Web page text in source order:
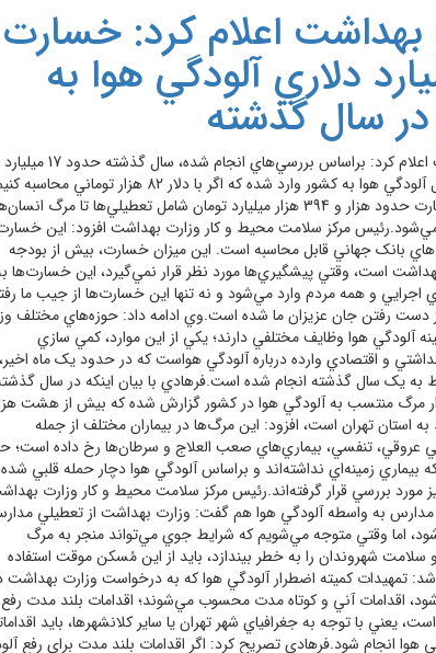
بهداشت اعلام کرد: خسارت
دلاري آلودگي هوا به
سال گذشته
وزارت بهداشت اعلام کرد: براساس بررسي‌هاي انجام
خسارت از محل آلودگي هوا به کشور وارد شده که اگر با دلار 82 هزار توماني
اين ميزان خسارت حدود هزار و 394 هزار ميليارد تومان شامل تعطيلي‌ها تا مرگ
مي‌شود.رئيس مرکز سلامت محيط و کار وزارت بهداشت افزود: اين
بانک جهاني قابل محاسبه است. اين ميزان خسارت، بيش از بودجه
است، وقتي پيشگيري‌ها مورد نظر قرار نمي‌گيرد، اين خسارت‌ها
اجرايي و همه مردم وارد مي‌شود و نه تنها اين خسارت‌ها از جيب ما
دست رفتن جان عزيزان ما شده است.وي ادامه داد: حوزه‌هاي مختلف
آلودگي هوا وظايف مختلفي دارند؛ يکي از اين موارد، کمي سازي
و اقتصادي وارده درباره آلودگي هواست که در حدود يک ماه اخير،
به يک سال گذشته انجام شده است.فرهادي با بيان اينکه در سال
از 58 هزار مرگ منتسب به آلودگي هوا در کشور گزارش شده که بيش از هشت
استان تهران است، افزود: اين مرگ‌ها در بيماران مختلف از جمله
عروقي، تنفسي، بيماري‌هاي صعب العلاج و سرطان‌ها رخ داده است؛
بيماري زمينه‌اي نداشته‌اند و براساس آلودگي هوا دچار حمله قلبي
مورد بررسي قرار گرفته‌اند.رئيس مرکز سلامت محيط و کار وزارت
مدارس به واسطه آلودگي هوا هم گفت: وزارت بهداشت از تعطيلي
اما وقتي متوجه مي‌شويم که شرايط جوي مي‌تواند منجر به مرگ
سلامت شهروندان را به خطر بيندازد، بايد از اين مُسکن موقت استفاده
شد: تمهيدات کميته اضطرار آلودگي هوا که به درخواست وزارت بهداشت
اقدامات آني و کوتاه مدت محسوب مي‌شوند؛ اقدامات بلند مدت رفع
يعني با توجه به جغرافياي شهر تهران يا ساير کلانشهرها، بايد
هوا انجام شود.فرهادي تصريح کرد: اگر اقدامات بلند مدت براي رفع